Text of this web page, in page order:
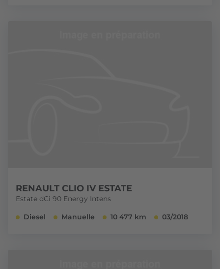
RENAULT CLIO IV ESTATE
Estate dCi 90 Energy Intens
Diesel Manuelle 10 477 km 03/2018